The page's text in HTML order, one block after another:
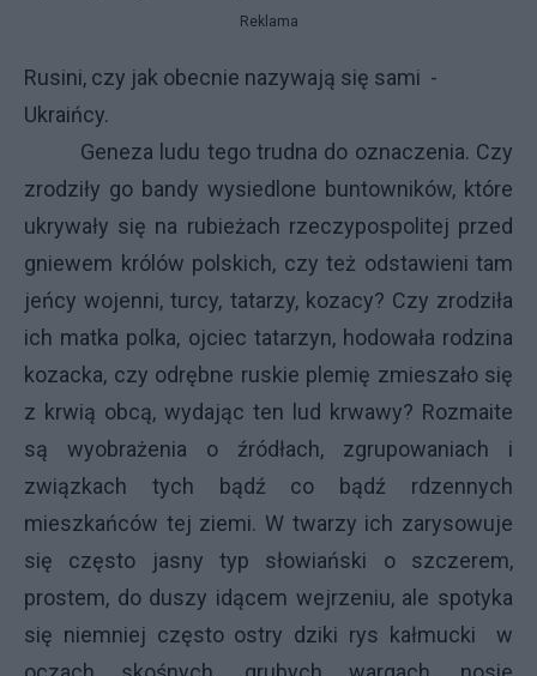
Reklama
Rusini, czy jak obecnie nazywają się sami -
Ukraińcy.
Geneza ludu tego trudna do oznaczenia. Czy
zrodziły go bandy wysiedlone buntowników, które
ukrywały się na rubieżach rzeczypospolitej przed
gniewem królów polskich, czy też odstawieni tam
jeńcy wojenni, turcy, tatarzy, kozacy? Czy zrodziła
ich matka polka, ojciec tatarzyn, hodowała rodzina
kozacka, czy odrębne ruskie plemię zmieszało się
z krwią obcą, wydając ten lud krwawy? Rozmaite
są wyobrażenia o źródłach, zgrupowaniach i
związkach tych bądź co bądź rdzennych
mieszkańców tej ziemi. W twarzy ich zarysowuje
się często jasny typ słowiański o szczerem,
prostem, do duszy idącem wejrzeniu, ale spotyka
się niemniej często ostry dziki rys kałmucki w